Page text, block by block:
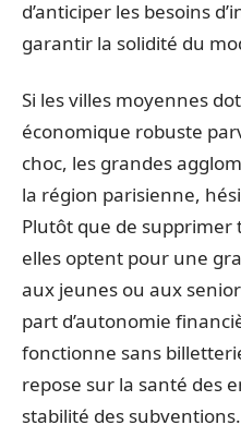
d’anticiper les besoins
garantir la solidité du
Si les villes moyennes
économique robuste
choc, les grandes
la région parisienne,
Plutôt que de
elles optent pour une
aux jeunes ou aux
part d’autonomie
fonctionne sans
repose sur la santé des
stabilité des